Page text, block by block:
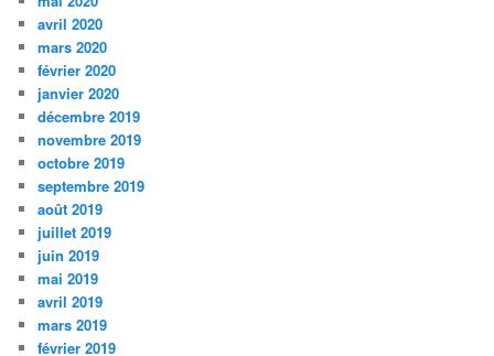
avril 2020
mars 2020
février 2020
janvier 2020
décembre 2019
novembre 2019
octobre 2019
septembre 2019
août 2019
juillet 2019
juin 2019
mai 2019
avril 2019
mars 2019
février 2019